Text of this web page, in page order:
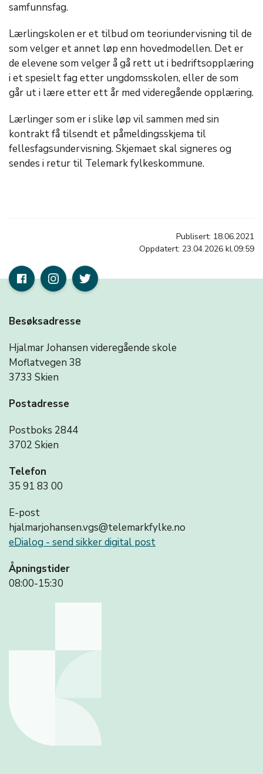
samfunnsfag.
Lærlingskolen er et tilbud om teoriundervisning til de
som velger et annet løp enn hovedmodellen. Det er
de elevene som velger å gå rett ut i bedriftsopplæring
i et spesielt fag etter ungdomsskolen, eller de som
går ut i lære etter ett år med videregående opplæring.
Lærlinger som er i slike løp vil sammen med sin
kontrakt få tilsendt et påmeldingsskjema til
fellesfagsundervisning. Skjemaet skal signeres og
sendes i retur til Telemark fylkeskommune.
Publisert: 18.06.2021
Oppdatert: 23.04.2026 kl.09:59
Besøksadresse
Hjalmar Johansen videregående skole
Moflatvegen 38
3733 Skien
Postadresse
Postboks 2844
3702 Skien
Telefon
35 91 83 00
E-post
hjalmarjohansen.vgs@telemarkfylke.no
eDialog - send sikker digital post
Åpningstider
08:00-15:30